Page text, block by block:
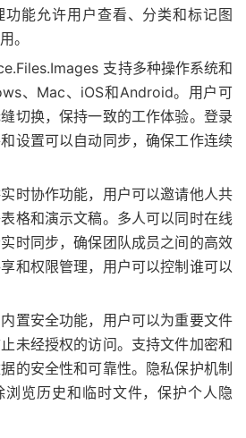
功能允许用户查看、分类和标记图
。
支持多种操作系统和
、Mac、iOS和Android。用户可
切换，保持一致的工作体验。登录
设置可以自动同步，确保工作连续
时协作功能，用户可以邀请他人共
格和演示文稿。多人可以同时在线
时同步，确保团队成员之间的高效
和权限管理，用户可以控制谁可以
置安全功能，用户可以为重要文件
未经授权的访问。支持文件加密和
的安全性和可靠性。隐私保护机制
浏览历史和临时文件，保护个人隐